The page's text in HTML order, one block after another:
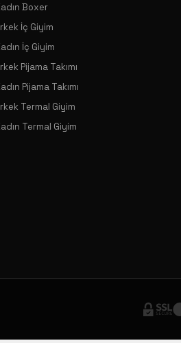
Boxer
İç Giyim
İç Giyim
Pijama Takımı
Pijama Takımı
Termal Giyim
Termal Giyim